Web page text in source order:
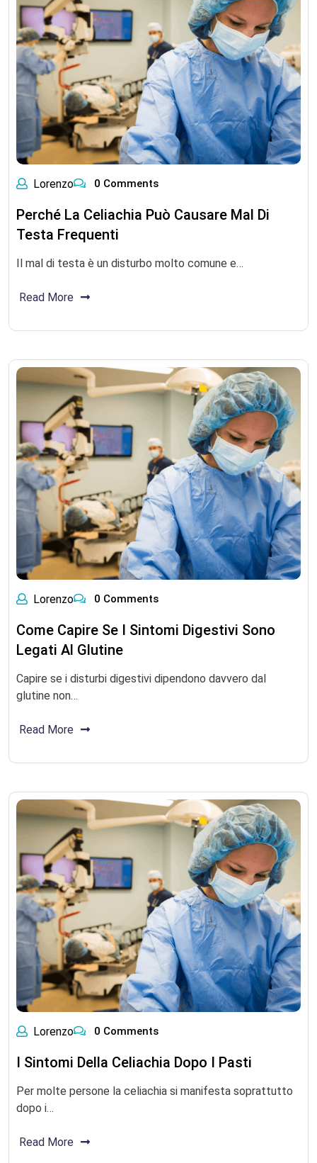
Lorenzo 0 Comments
Perché La Celiachia Può Causare Mal Di
Testa Frequenti
Il mal di testa è un disturbo molto comune e…
Read More
Lorenzo 0 Comments
Come Capire Se I Sintomi Digestivi Sono
Legati Al Glutine
Capire se i disturbi digestivi dipendono davvero dal
glutine non…
Read More
Lorenzo 0 Comments
I Sintomi Della Celiachia Dopo I Pasti
Per molte persone la celiachia si manifesta soprattutto
dopo i…
Read More